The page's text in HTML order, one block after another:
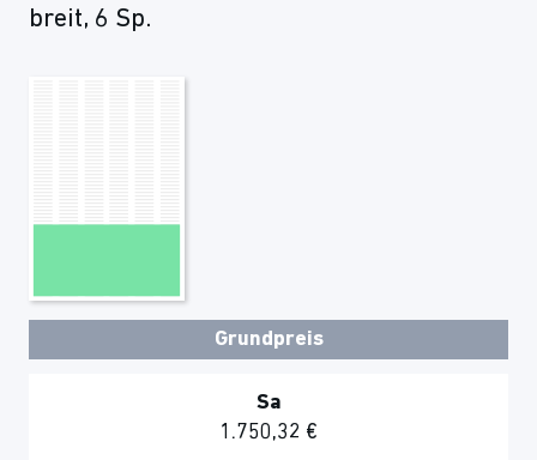
breit, 6 Sp.
Grundpreis
Sa
1.750,32 €